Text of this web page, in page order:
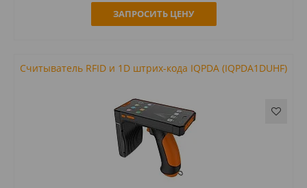
ЗАПРОСИТЬ ЦЕНУ
Считыватель RFID и 1D штрих-кода IQPDA (IQPDA1DUHF)